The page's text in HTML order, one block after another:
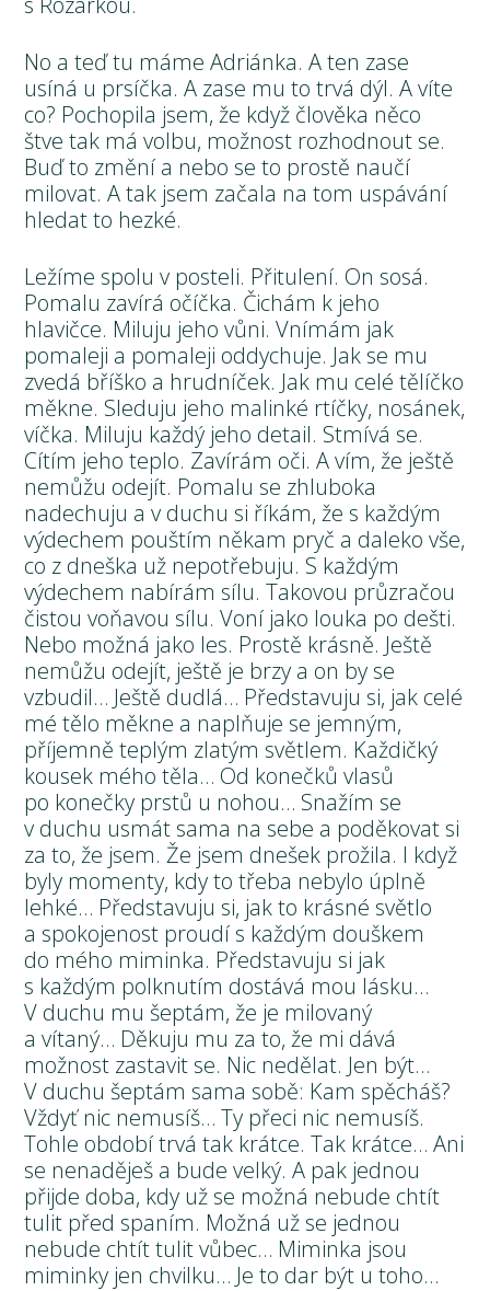
No a teď tu máme Adriánka. A ten zase
usíná u prsíčka. A zase mu to trvá dýl. A víte
co? Pochopila jsem, že když člověka něco
štve tak má volbu, možnost rozhodnout se.
Buď to změní a nebo se to prostě naučí
milovat. A tak jsem začala na tom uspávání
hledat to hezké.
Ležíme spolu v posteli. Přitulení. On sosá.
Pomalu zavírá očíčka. Čichám k jeho
hlavičce. Miluju jeho vůni. Vnímám jak
pomaleji a pomaleji oddychuje. Jak se mu
zvedá bříško a hrudníček. Jak mu celé tělíčko
měkne. Sleduju jeho malinké rtíčky, nosánek,
víčka. Miluju každý jeho detail. Stmívá se.
Cítím jeho teplo. Zavírám oči. A vím, že ještě
nemůžu odejít. Pomalu se zhluboka
nadechuju a v duchu si říkám, že s každým
výdechem pouštím někam pryč a daleko vše,
co z dneška už nepotřebuju. S každým
výdechem nabírám sílu. Takovou průzračou
čistou voňavou sílu. Voní jako louka po dešti.
Nebo možná jako les. Prostě krásně. Ještě
nemůžu odejít, ještě je brzy a on by se
vzbudil… Ještě dudlá… Představuju si, jak celé
mé tělo měkne a naplňuje se jemným,
příjemně teplým zlatým světlem. Každičký
kousek mého těla… Od konečků vlasů
po konečky prstů u nohou… Snažím se
v duchu usmát sama na sebe a poděkovat si
za to, že jsem. Že jsem dnešek prožila. I když
byly momenty, kdy to třeba nebylo úplně
lehké… Představuju si, jak to krásné světlo
a spokojenost proudí s každým douškem
do mého miminka. Představuju si jak
s každým polknutím dostává mou lásku…
V duchu mu šeptám, že je milovaný
a vítaný… Děkuju mu za to, že mi dává
možnost zastavit se. Nic nedělat. Jen být…
V duchu šeptám sama sobě: Kam spěcháš?
Vždyť nic nemusíš… Ty přeci nic nemusíš.
Tohle období trvá tak krátce. Tak krátce… Ani
se nenaděješ a bude velký. A pak jednou
přijde doba, kdy už se možná nebude chtít
tulit před spaním. Možná už se jednou
nebude chtít tulit vůbec… Miminka jsou
miminky jen chvilku… Je to dar být u toho…